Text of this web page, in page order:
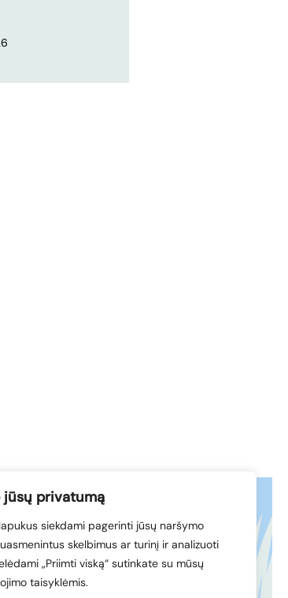
jūsų privatumą
siekdami pagerinti jūsų naršymo
skelbimus ar turinį ir analizuoti
„Priimti viską“ sutinkate su mūsų
taisyklėmis.
© 1994-2026 LVK